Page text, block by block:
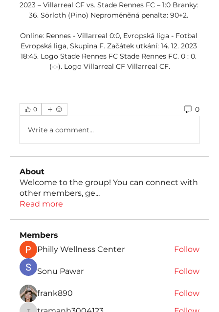
2023 – Villarreal CF vs. Stade Rennes FC – 1:0 Branky:
36. Sörloth (Pino) Neproměněná penalta: 90+2.
Online: Rennes - Villarreal 0:0, Evropská liga - Fotbal
Evropská liga, Skupina F. Začátek utkání: 14. 12. 2023
18:45. Logo Stade Rennes FC Stade Rennes FC. 0 : 0.
(-:-). Logo Villarreal CF Villarreal CF.
0 0
Write a comment...
About
Welcome to the group! You can connect with
other members, ge...
Read more
Members
Philly Wellness Center
Follow
Sonu Pawar Follow
frank890 Follow